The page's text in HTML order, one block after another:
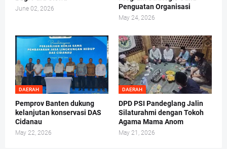
June 02, 2026
Penguatan Organisasi
May 24, 2026
DAERAH
Pemprov Banten dukung
kelanjutan konservasi DAS
Cidanau
May 22, 2026
DAERAH
DPD PSI Pandeglang Jalin
Silaturahmi dengan Tokoh
Agama Mama Anom
May 21, 2026